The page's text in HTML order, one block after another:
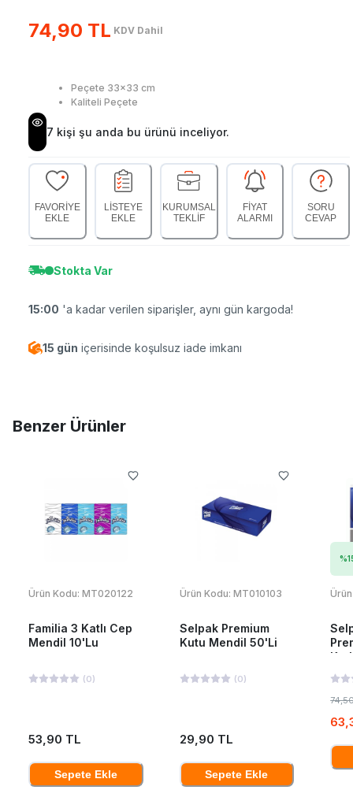
74,90 TL KDV Dahil
Peçete 33x33 cm
Kaliteli Peçete
7 kişi şu anda bu ürünü inceliyor.
FAVORİYE
EKLE
LİSTEYE
EKLE
KURUMSAL
TEKLİF
FİYAT
ALARMI
SORU
CEVAP
Stokta Var
15:00 'a kadar verilen siparişler, aynı gün kargoda!
15 gün içerisinde koşulsuz iade imkanı
Benzer Ürünler
Ürün Kodu: MT020122
Familia 3 Katlı Cep
Mendil 10'Lu
(0)
53,90 TL
Sepete Ekle
Ürün Kodu: MT010103
Selpak Premium
Kutu Mendil 50'Li
(0)
29,90 TL
Sepete Ekle
%